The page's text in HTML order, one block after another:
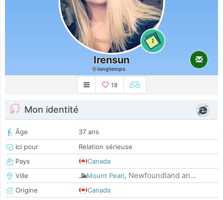
1
Irensun
longtemps
18
Mon identité
Âge
37 ans
Ici pour
Relation sérieuse
Pays
Canada
Ville
Mount Pearl, Newfoundland an...
Origine
Canada